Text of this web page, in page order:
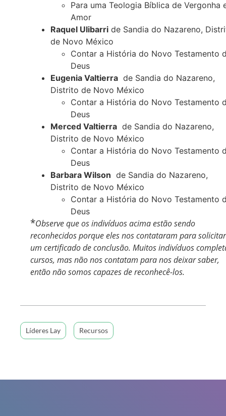
Para uma Teologia Bíblica de Vergonha
Amor
Raquel Ulibarri de Sandia do Nazareno,
de Novo México
Contar a História do Novo Testamento
Deus
Eugenia Valtierra de Sandia do Nazareno,
Distrito de Novo México
Contar a História do Novo Testamento
Deus
Merced Valtierra de Sandia do Nazareno,
Distrito de Novo México
Contar a História do Novo Testamento
Deus
Barbara Wilson de Sandia do Nazareno,
Distrito de Novo México
Contar a História do Novo Testamento
Deus
*Observe que os indivíduos acima estão sendo
reconhecidos porque eles nos contataram para solicitar
um certificado de conclusão. Muitos indivíduos
cursos, mas não nos contatam para nos deixar saber,
então não somos capazes de reconhecê-los.
Líderes Lay Recursos